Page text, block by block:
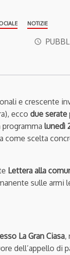
NOTIZIE
access_time
e crescente
ecco due serate
programma lunedì
come scelta
Lettera alla
sulle armi
La Gran Ciasa,
dell’appello di